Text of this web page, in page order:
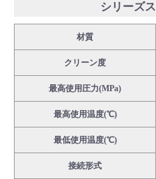
ログイン
会社情報
Corporate Blog
採用情報
シリーズ
材質
クリーン度
最高使用圧力(MPa)
最高使用温度(℃)
最低使用温度(℃)
接続形式